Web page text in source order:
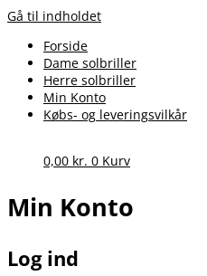
Gå til indholdet
Forside
Dame solbriller
Herre solbriller
Min Konto
Købs- og leveringsvilkår
0,00 kr. 0 Kurv
Min Konto
Log ind